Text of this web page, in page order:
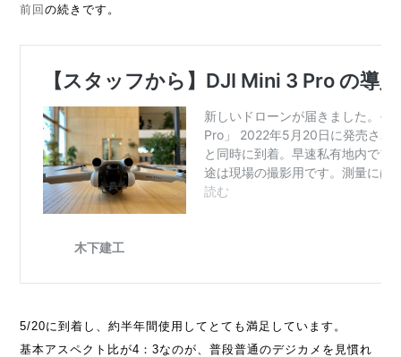
前回の続きです。
5/20に到着し、約半年間使用してとても満足しています。
基本アスペクト比が4：3なのが、普段普通のデジカメを見慣れ